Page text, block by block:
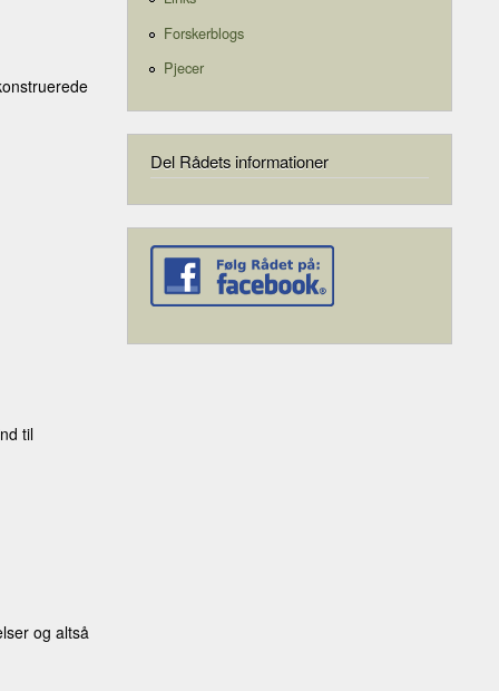
til
og altså
Forskerblogs
Pjecer
Del Rådets informationer